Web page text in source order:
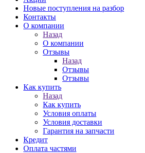
Новые поступления на разбор
Контакты
О компании
Назад
О компании
Отзывы
Назад
Отзывы
Отзывы
Как купить
Назад
Как купить
Условия оплаты
Условия доставки
Гарантия на запчасти
Кредит
Оплата частями